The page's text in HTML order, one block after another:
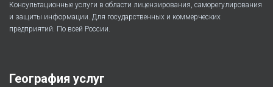
Консультационные услуги в области лицензирования, саморегулирования
и защиты информации. Для государственных и коммерческих
предприятий. По всей России.
География услуг